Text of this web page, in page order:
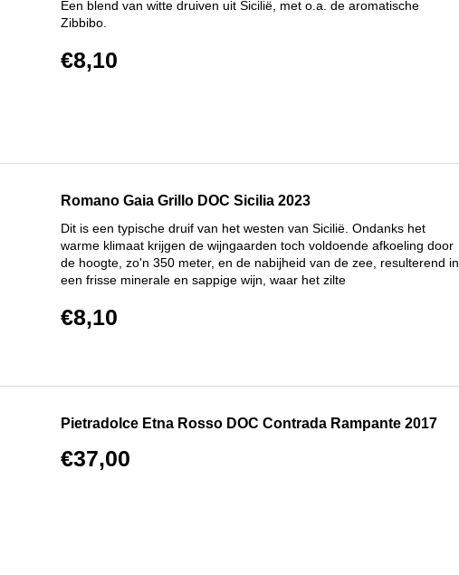
Een blend van witte druiven uit Sicilië, met o.a. de aromatische
Zibbibo.
€8,10
Romano Gaia Grillo DOC Sicilia 2023
Dit is een typische druif van het westen van Sicilië. Ondanks het
warme klimaat krijgen de wijngaarden toch voldoende afkoeling door
de hoogte, zo'n 350 meter, en de nabijheid van de zee, resulterend in
een frisse minerale en sappige wijn, waar het zilte
€8,10
Pietradolce Etna Rosso DOC Contrada Rampante 2017
€37,00